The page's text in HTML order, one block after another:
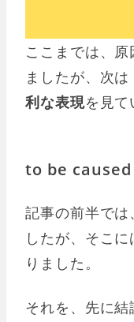
ここまでは、
ましたが、次は
利な表現を見て
to be
記事の前半では
したが、そこ
りました。
それを、先に